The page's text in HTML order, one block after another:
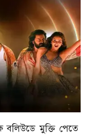
বলিউডে মুক্তি পেতে